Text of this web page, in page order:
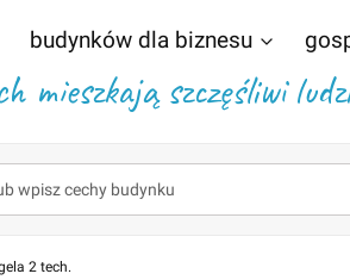
budynków dla biznesu
mieszkają szczęśliwi
2 tech.